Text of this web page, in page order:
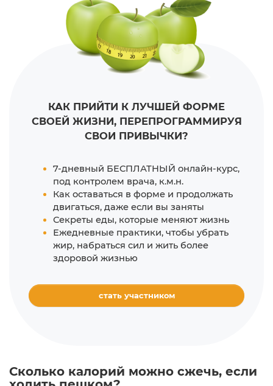
КАК ПРИЙТИ К ЛУЧШЕЙ ФОРМЕ
СВОЕЙ ЖИЗНИ,ПЕРЕПРОГРАММИРУЯ
СВОИ ПРИВЫЧКИ?
стать участником
7-дневный БЕСПЛАТНЫЙ онлайн-курс,
под контролем врача, к.м.н.
Как оставаться в форме и продолжать
двигаться, даже если вы заняты
Секреты еды, которые меняют жизнь
Ежедневные практики, чтобы убрать
жир, набраться сил и жить более
здоровой жизнью
Сколько калорий можно сжечь, если